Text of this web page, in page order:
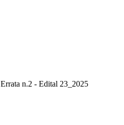
Errata n.2 - Edital 23_2025